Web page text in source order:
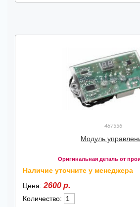
487336
Модуль
Оригинальная деталь от
Наличие уточните у менеджера
Цена: 2600 р.
Количество: